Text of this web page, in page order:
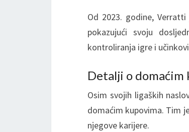
Od 2023. godine,
pokazujući svoju
kontroliranja igre i
Detalji o domaćim
Osim svojih ligaških
domaćim kupovima. Tim
njegove karijere.